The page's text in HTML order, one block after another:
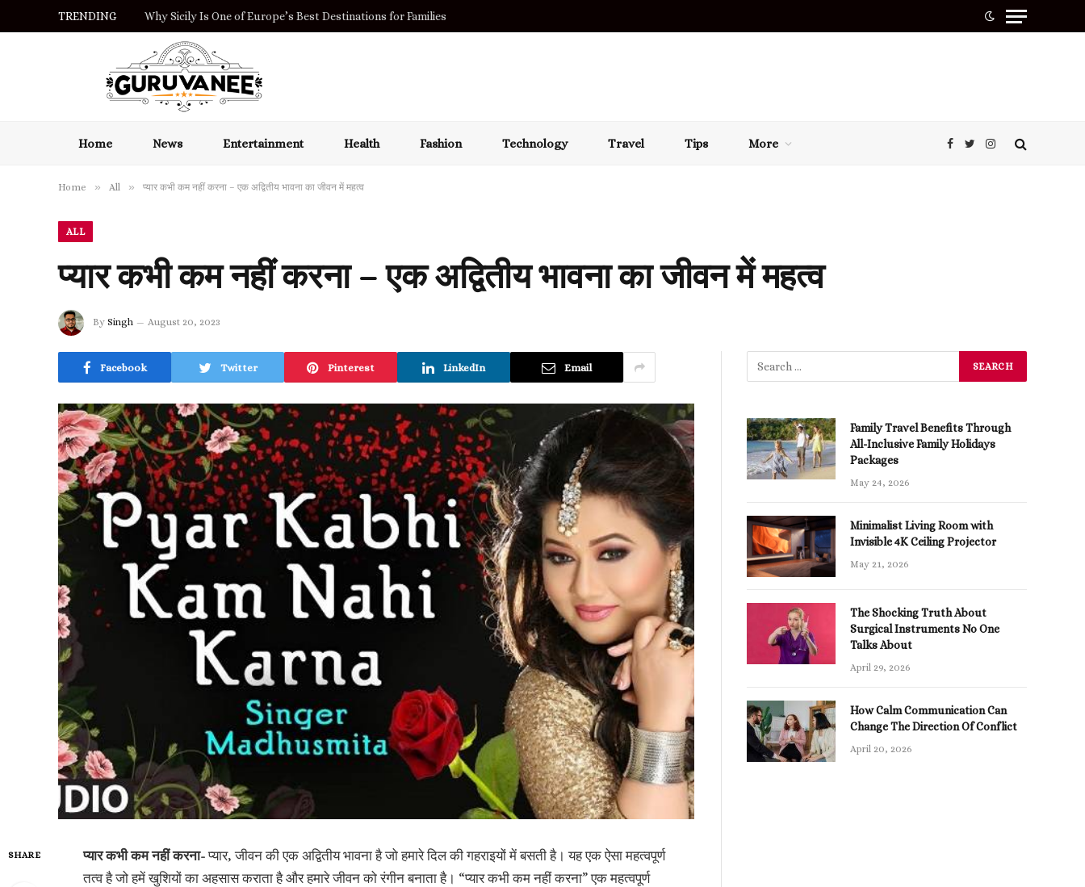
TRENDING Why Sicily Is One of Europe’s Best Destinations for Families
Home News Entertainment Health Fashion Technology Travel Tips More Facebook
TwitterInstagram
Home » All » प्यार कभी कम नहीं करना – एक अद्वितीय भावना का जीवन में महत्व
ALL
प्यार कभी कम नहीं करना – एक अद्वितीय भावना का जीवन में महत्व
By Singh August 20, 2023
Facebook Twitter Pinterest LinkedIn Email
SHARE प्यार कभी कम नहीं करना-प्यार, जीवन की एक अद्वितीय भावना है जो हमारे दिल की गहराइयों में बसती है। यह एक ऐसा महत्वपूर्ण
तत्व है जो हमें खुशियों का अहसास कराता है और हमारे जीवन को रंगीन बनाता है। “प्यार कभी कम नहीं करना” एक महत्वपूर्ण
Family Travel Benefits Through
All-Inclusive Family Holidays
Packages
May 24, 2026
Minimalist Living Room with
Invisible 4K Ceiling Projector
May 21, 2026
The Shocking Truth About
Surgical Instruments No One
Talks About
April 29, 2026
How Calm Communication Can
Change The Direction Of Conflict
April 20, 2026